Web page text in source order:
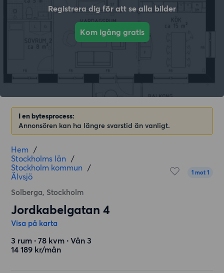
Registrera dig för att se alla bilder
Kom igång gratis
I en bytesprocess:
Annonsören kan ha längre svarstid än vanligt.
Hem /
Stockholms län /
Stockholm kommun /
Älvsjö
Solberga, Stockholm
1 mot 1
Jordkabelgatan 4
Visa på karta
3 rum ∙ 78 kvm ∙ Vån 3
14 189 kr/mån